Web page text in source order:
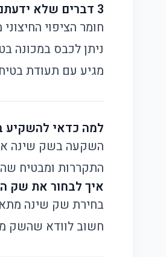
3 דברים שלא ידעתם על שק השינה לעגלה
חומר הציפוי
ניתן לכבס במכונה
מגיע עם תעודת
למה כדאי להשקיע
השקעה בשק שינה
התקררות ומבטיח
איך לבחור את שק
בחירת שק שינה
חשוב לוודא שהשק